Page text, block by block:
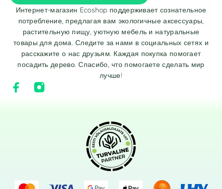
Интернет-магазин Ecoshop поддерживает сознательное
потребление, предлагая вам экологичные аксессуары,
растительную пищу, уютную мебель и натуральные
товары для дома. Следите за нами в социальных сетях и
расскажите о нас друзьям. Каждая покупка помогает
посадить дерево. Спасибо, что помогаете сделать мир
лучше!